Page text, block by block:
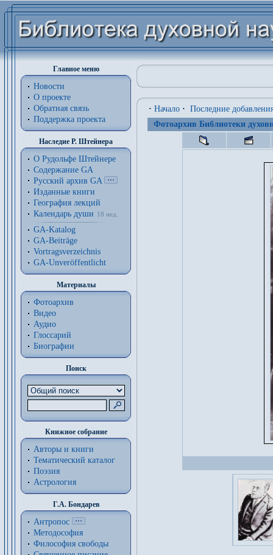
Главное меню
Новости
О проекте
Обратная связь
Поддержка проекта
Наследие Р. Штейнера
О Рудольфе Штейнере
Содержание GA
Русский архив GA
Изданные книги
География лекций
Календарь души
18 нед.
GA-Katalog
GA-Beiträge
Vortragsverzeichnis
GA-Unveröffentlicht
Материалы
Фотоархив
Видео
Аудио
Глоссарий
Биографии
Поиск
Книжное собрание
Авторы и книги
Тематический каталог
Поэзия
Астрология
Г.А. Бондарев
Антропос
Методософия
Философия cвободы
· Начало · Последние
Фотоархив Библиотеки